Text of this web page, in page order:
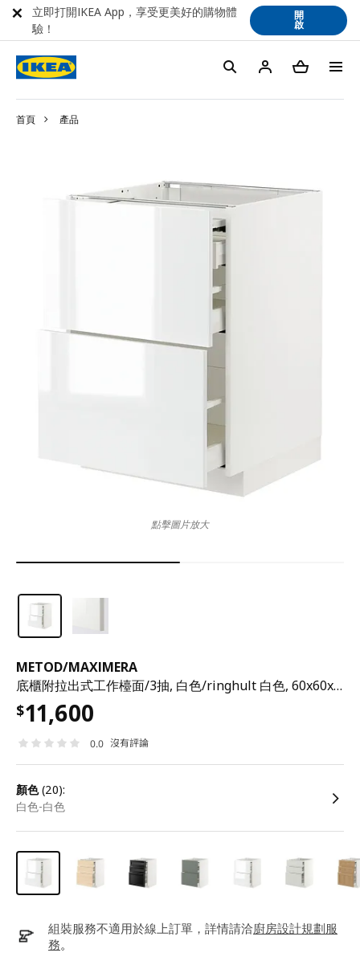
首頁 產品
METOD/MAXIMERA
底櫃附拉出式工作檯面/3抽, 白色/ringhult 白色, 60x60x80 公分
$11,600
0.0 沒有評論
顏色(20):
白色-白色
組裝服務不適用於線上訂單，詳情請洽廚房設計規劃服
務。
點擊圖片放大
立即打開IKEA App，享受更美好的購物體
驗！
開
啟